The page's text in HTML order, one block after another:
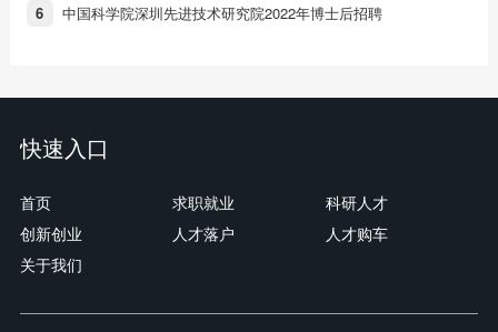
6 中国科学院深圳先进技术研究院2022年博士后招聘
快速入口
首页 求职就业
科研人才
创新创业
人才落户
人才购车
关于我们